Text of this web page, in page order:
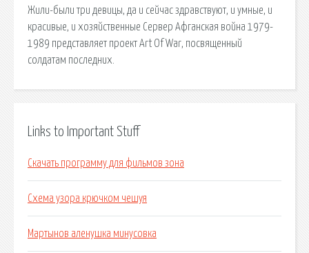
Жили-были три девицы, да и сейчас здравствуют, и умные, и
красивые, и хозяйственные Сервер Афганская война 1979-
1989 представляет проект Art Of War, посвященный
солдатам последних.
Links to Important Stuff
Скачать программу для фильмов зона
Схема узора крючком чешуя
Мартынов аленушка минусовка